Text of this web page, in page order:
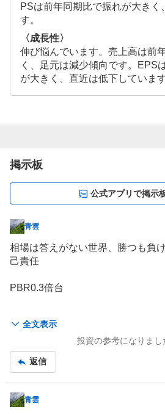
PSは前年同期比で振れが大きく
す。
〈成長性〉
伸び悩んでいます。売上高は前
く、足元は減少傾向です。EPS
が大きく、直近は低下しています
掲示板
公式アプリで掲示
掲
示
板
事
青雲
全文表示
相場は答えがない世界、勝つも負
己責任
PBR0.3倍台
資家さん大勢おられると思う 自
字の乖離はあるがトンデモ決算
以下に暴落 余りといえばあまりの
関西企業はプレート式熱交換器染色
ハンのダイフク(旧大福機工)、任天
ユニークなスーパーニッチ企業の
他社の追随を許さん長年切磋琢磨
投資の参考になりまし
返信
掲
青雲